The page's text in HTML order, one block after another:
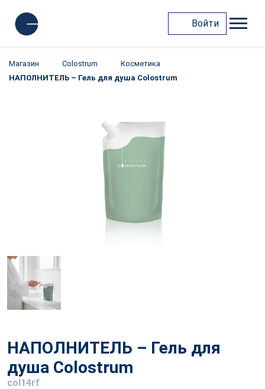
Войти
Магазин Colostrum
Косметика
НАПОЛНИТЕЛЬ – Гель для душа Colostrum
НАПОЛНИТЕЛЬ – Гель для
душа Colostrum
col14rf